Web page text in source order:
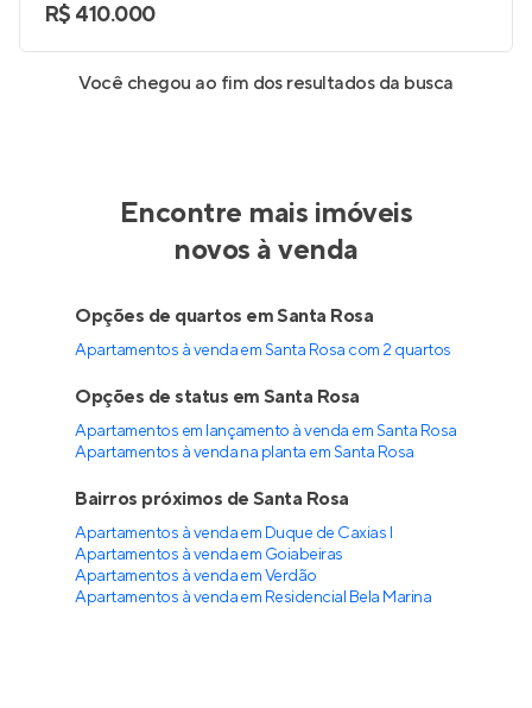
R$ 410.000
Você chegou ao fim dos resultados da busca
Encontre mais imóveis
novos à venda
Opções de quartos em Santa Rosa
Apartamentos à venda em Santa Rosa com 2 quartos
Opções de status em Santa Rosa
Apartamentos em lançamento à venda em Santa Rosa
Apartamentos à venda na planta em Santa Rosa
Bairros próximos de Santa Rosa
Apartamentos à venda em Duque de Caxias I
Apartamentos à venda em Goiabeiras
Apartamentos à venda em Verdão
Apartamentos à venda em Residencial Bela Marina